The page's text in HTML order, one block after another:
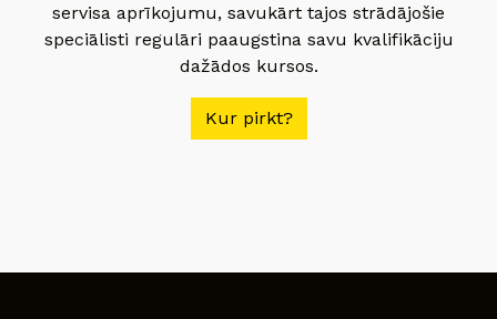
servisa aprīkojumu, savukārt tajos strādājošie
speciālisti regulāri paaugstina savu kvalifikāciju
dažādos kursos.
Kur pirkt?